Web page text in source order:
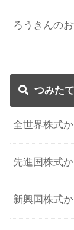
ろうきんの
つみた
全世界株式
先進国株式
新興国株式